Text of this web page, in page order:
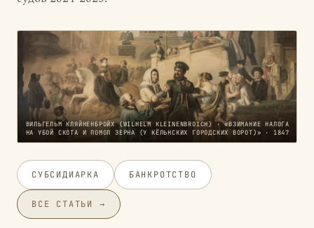
ВИЛЬГЕЛЬМ КЛЯЙНЕНБРОЙХ (WILHELM KLEINENBROICH) · «ВЗИМАНИЕ НАЛОГА
НА УБОЙ СКОТА И ПОМОЛ ЗЕРНА (У КЁЛЬНСКИХ ГОРОДСКИХ ВОРОТ)» · 1847
СУБСИДИАРКА БАНКРОТСТВО
ВСЕ СТАТЬИ →